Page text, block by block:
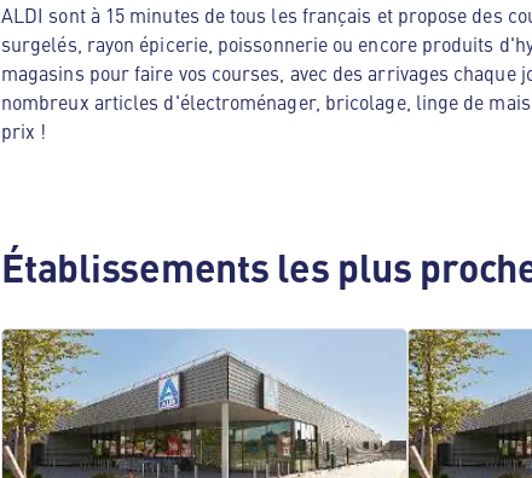
ALDI sont à 15 minutes de tous les français et propose des
surgelés, rayon épicerie, poissonnerie ou encore produits
magasins pour faire vos courses, avec des arrivages
nombreux articles d'électroménager, bricolage, linge de
prix !
Établissements les plus